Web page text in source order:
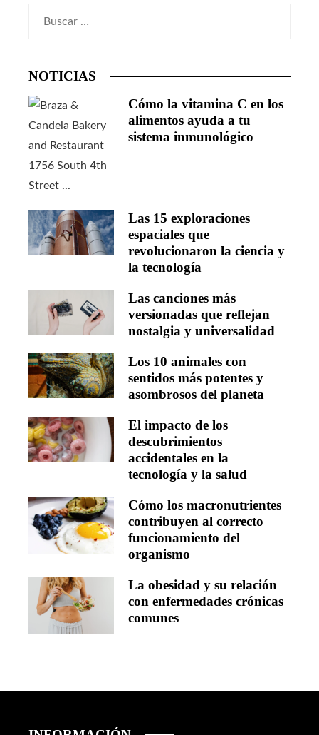
NOTICIAS
Cómo la vitamina C en los
alimentos ayuda a tu
sistema inmunológico
Las 15 exploraciones
espaciales que
revolucionaron la ciencia y
la tecnología
Las canciones más
versionadas que reflejan
nostalgia y universalidad
Los 10 animales con
sentidos más potentes y
asombrosos del planeta
El impacto de los
descubrimientos
accidentales en la
tecnología y la salud
Cómo los macronutrientes
contribuyen al correcto
funcionamiento del
organismo
La obesidad y su relación
con enfermedades crónicas
comunes